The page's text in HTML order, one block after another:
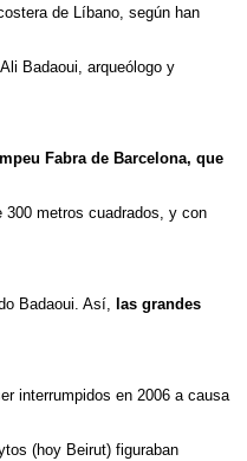
de Líbano, según han
Badaoui, arqueólogo y
Fabra de Barcelona, que
300 metros cuadrados, y con
Badaoui. Así, las grandes
interrumpidos en 2006 a causa
(hoy Beirut) figuraban